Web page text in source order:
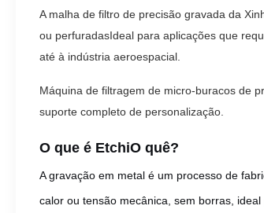
A malha de filtro de precisão gravada da
ou perfuradasIdeal para aplicações que
até à indústria aeroespacial.
Máquina de filtragem de micro-buracos de
suporte completo de personalização.
O que é EtchiO quê?
A gravação em metal é um processo de
calor ou tensão mecânica, sem borras,